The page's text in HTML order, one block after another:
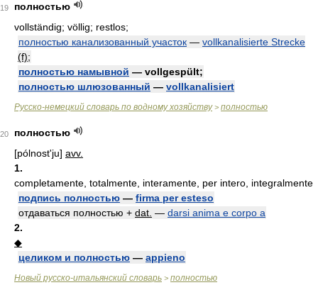
19
полностью
vollständig; völlig; restlos;
полностью канализованный участок — vollkanalisierte Strecke
(f);
полностью намывной — vollgespült;
полностью шлюзованный — vollkanalisiert
Русско-немецкий словарь по водному хозяйству> полностью
20
полностью
[pólnost'ju] avv.
1.
completamente, totalmente, interamente, per intero, integralmente
подпись полностью — firma per esteso
отдаваться полностью + dat. — darsi anima e corpo a
2.
◆
целиком и полностью — appieno
Новый русско-итальянский словарь > полностью